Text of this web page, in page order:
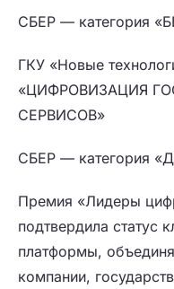
СБЕР — категория
ГКУ «Новые
«ЦИФРОВИЗАЦИЯ
СЕРВИСОВ»
СБЕР — категория
Премия «Лидеры
подтвердила статус
платформы,
компании,